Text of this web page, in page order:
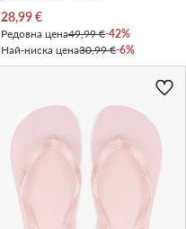
Актуална цена
28,99€
Редовна цена49,99 €-42%
Най-ниска цена30,99 €-6%